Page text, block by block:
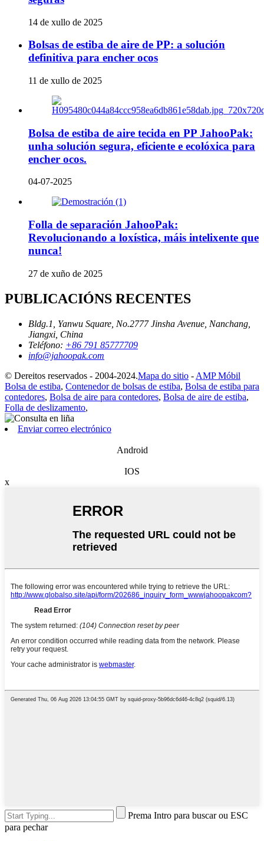
14 de xullo de 2025
Bolsas de estiba de aire de PP: a solución
definitiva para encher ocos
11 de xullo de 2025
Bolsa de estiba de aire tecida en PP JahooPak:
unha solución segura, eficiente e ecolóxica para
encher ocos.
04-07-2025
Folla de separación JahooPak:
Revolucionando a loxística, máis intelixente que
nunca!
27 de xuño de 2025
PUBLICACIÓNS RECENTES
Bldg.1, Yanwu Square, No.2777 Jinsha Avenue, Nanchang,
Jiangxi, China
Teléfono: +86 791 85777709
info@jahoopak.com
© Dereitos reservados - 2004-2024.Mapa do sitio - AMP Móbil
Bolsa de estiba, Contenedor de bolsas de estiba, Bolsa de estiba para
contedores, Bolsa de aire para contedores, Bolsa de aire de estiba,
Folla de deslizamento,
Enviar correo electrónico
Android
IOS
x
Prema Intro para buscar ou ESC
para pechar